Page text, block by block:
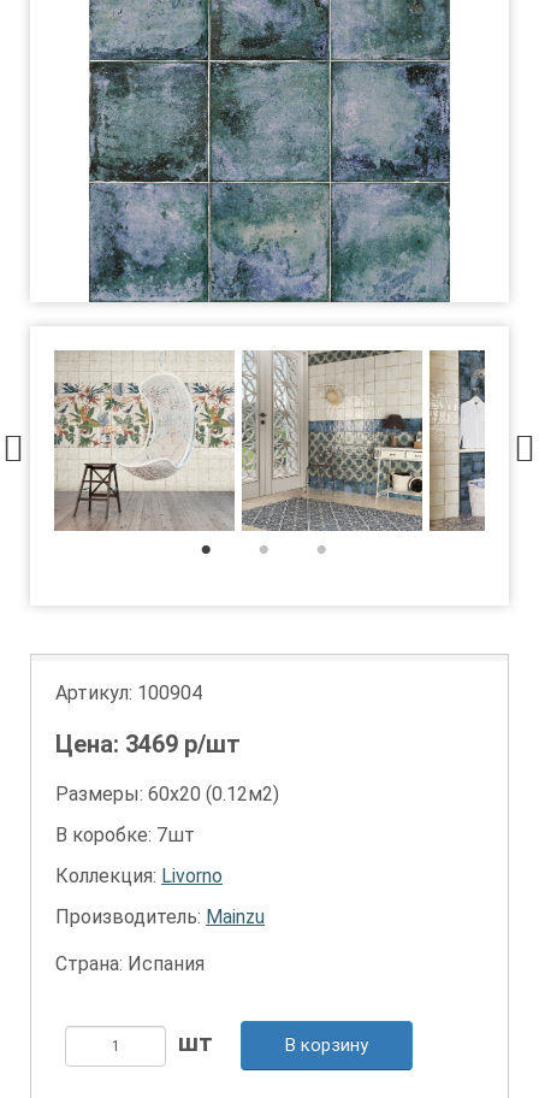
Артикул: 100904
Цена: 3469 р/шт
Размеры: 60х20 (0.12м2)
В коробке: 7шт
Коллекция: Livorno
Производитель: Mainzu
Страна: Испания
В корзину